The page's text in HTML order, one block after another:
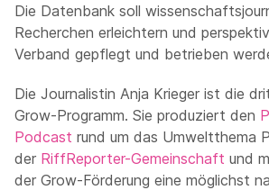
Die Datenbank soll
Recherchen erleichtern und
Verband gepflegt und betrieben
Die Journalistin Anja Krieger ist die
Grow-Programm. Sie produziert den
Podcast rund um das Umweltthema
der RiffReporter-Gemeinschaft und
der Grow-Förderung eine möglichst